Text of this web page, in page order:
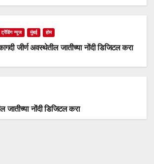
ट्रेंडिंग न्यूज मुंबई होम
जीर्ण अवस्थेतील जातीच्या नोंदी डिजिटल करा
जातीच्या नोंदी डिजिटल करा